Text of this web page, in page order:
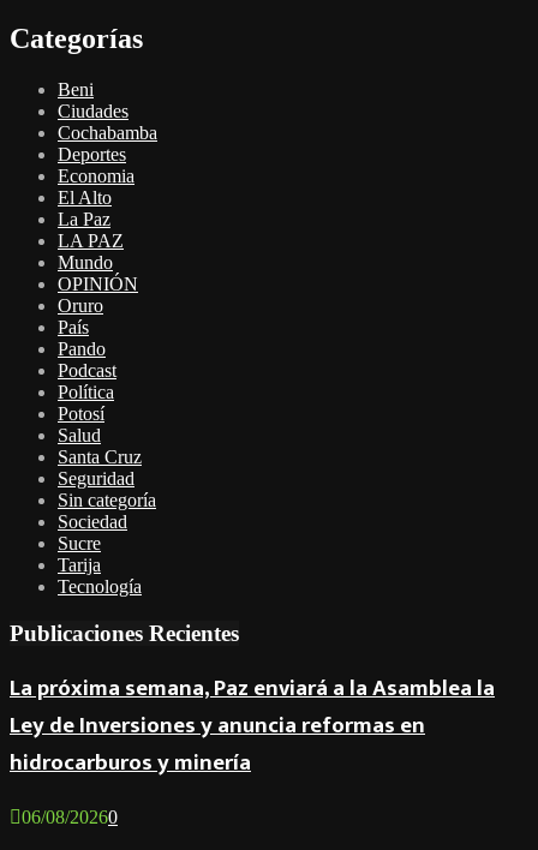
Categorías
Beni
Ciudades
Cochabamba
Deportes
Economia
El Alto
La Paz
LA PAZ
Mundo
OPINIÓN
Oruro
País
Pando
Podcast
Política
Potosí
Salud
Santa Cruz
Seguridad
Sin categoría
Sociedad
Sucre
Tarija
Tecnología
Publicaciones Recientes
La próxima semana, Paz enviará a la Asamblea la
Ley de Inversiones y anuncia reformas en
hidrocarburos y minería
06/08/20260